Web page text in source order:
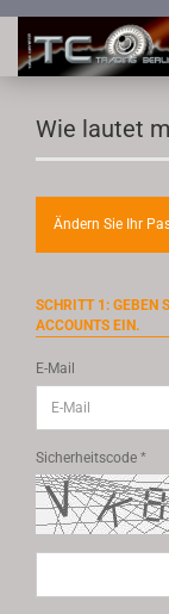
Wie lautet
Ändern Sie Ihr
SCHRITT 1: GEBEN
ACCOUNTS EIN.
E-Mail
Sicherheitscode